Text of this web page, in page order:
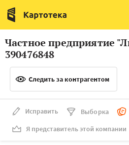
Италия
Люксембург
Латвия
Словения
Франция
Швеция
Частное предприятие
390476848
Следить за контрагентом
Исправить Выборка
Я представитель этой компании